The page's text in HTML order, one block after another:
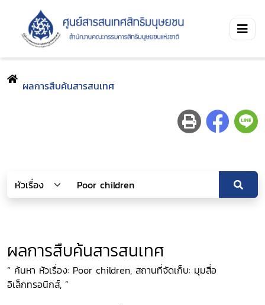
ผลการสืบค้นสารสนเทศ
ผลการสืบค้นสารสนเทศ
“ ค้นหา หัวเรื่อง: Poor children, สถานที่จัดเก็บ: มุมสื่อ
อิเล็กทรอนิกส์, ”